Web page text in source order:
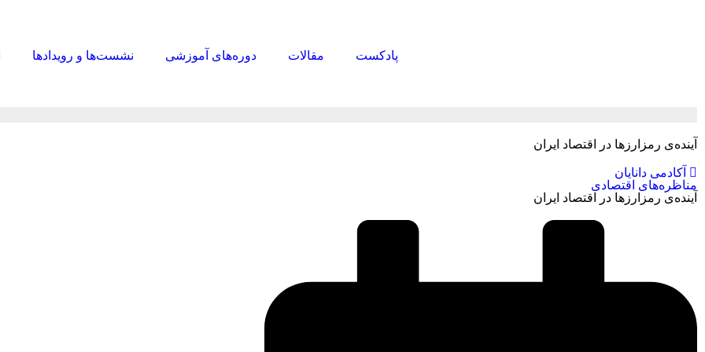
پادکست مقالات دوره‌های آموزشی نشست‌ها و رویدادها
آینده‌ی رمزارزها در اقتصاد ایران
آکادمی دانایان
مناظره‌های اقتصادی
آینده‌ی رمزارزها در اقتصاد ایران